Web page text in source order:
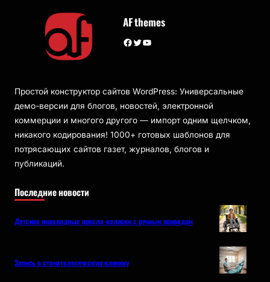
AF themes
Facebook Twitter YouTube
Простой конструктор сайтов WordPress: Универсальные
демо-версии для блогов, новостей, электронной
коммерции и многого другого — импорт одним щелчком,
никакого кодирования! 1000+ готовых шаблонов для
потрясающих сайтов газет, журналов, блогов и
публикаций.
Последние новости
Детские инвалидные кресла-коляски с ручным приводом
Запись в стоматологическую клинику